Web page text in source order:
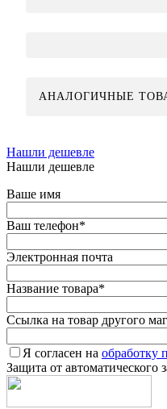
АНАЛОГИЧНЫЕ
Нашли дешевле
Нашли дешевле
Ваше имя
Ваш телефон*
Электронная почта
Название товара*
Ссылка на товар другого
Я согласен на обработку
Защита от автоматического